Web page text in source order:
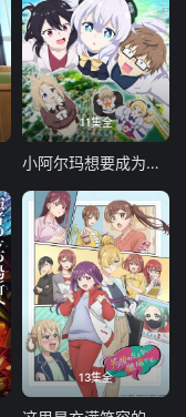
11集全
小阿尔玛想要成为家人
13集全